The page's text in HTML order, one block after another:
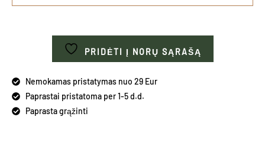
PRIDĖTI Į NORŲ SĄRAŠĄ
Nemokamas pristatymas nuo 29 Eur
Paprastai pristatoma per 1-5 d.d.
Paprasta grąžinti